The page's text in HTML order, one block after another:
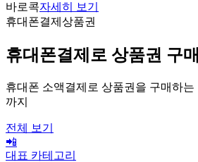
바로콕자세히 보기
휴대폰결제상품권
휴대폰결제로 상품권 구
휴대폰 소액결제로 상품권을 구매하는
까지
전체 보기
📲
대표 카테고리